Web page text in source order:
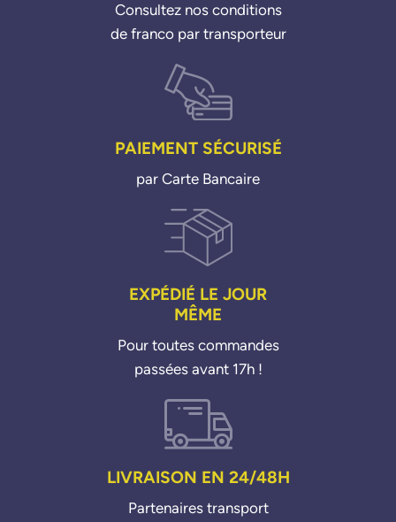
Consultez nos conditions
de franco par transporteur
PAIEMENT SÉCURISÉ
par Carte Bancaire
EXPÉDIÉ LE JOUR
MÊME
Pour toutes commandes
passées avant 17h !
LIVRAISON EN 24/48H
Partenaires transport